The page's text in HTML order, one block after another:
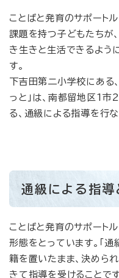
ことばと発育のサポートル
課題を持つ子どもたちが
き生きと生活できるよう
す。
下吉田第二小学校にある
っと」は、南都留地区1
る、通級による指導を行な
通級による指導
ことばと発育のサポート
形態をとっています。「通
籍を置いたまま、決めら
きて指導を受けることで